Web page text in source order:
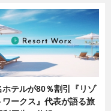
ホテルが80％割引『リゾ
ワークス』代表が語る旅